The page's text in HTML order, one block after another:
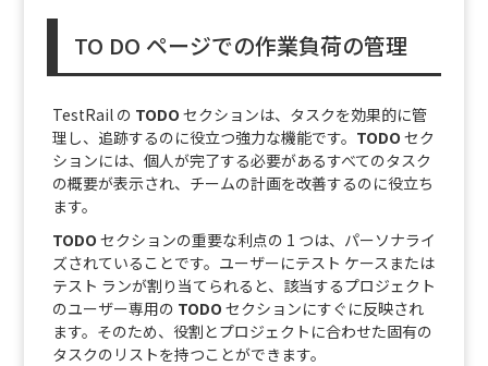
TO DO ページでの作業負荷の管理
TestRail の TODO セクションは、タスクを効果的に管
理し、追跡するのに役立つ強力な機能です。 TODO セク
ションには、個人が完了する必要があるすべてのタスク
の概要が表示され、チームの計画を改善するのに役立ち
ます。
TODO セクションの重要な利点の 1 つは、パーソナライ
ズされていることです。ユーザーにテスト ケースまたは
テスト ランが割り当てられると、該当するプロジェクト
のユーザー専用の TODO セクションにすぐに反映され
ます。そのため、役割とプロジェクトに合わせた固有の
タスクのリストを持つことができます。